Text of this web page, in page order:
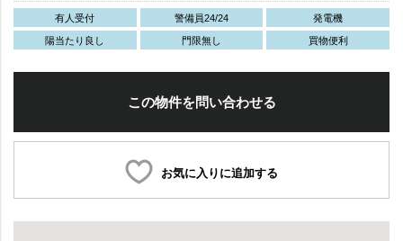
有人受付 警備員24/24 発電機
陽当たり良し 門限無し 買物便利
この物件を問い合わせる
お気に入りに追加する